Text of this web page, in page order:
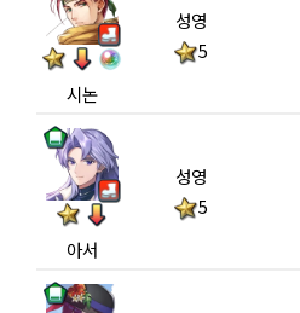
시논
성영
5
아서
성영
5